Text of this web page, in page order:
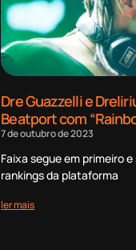
Dre Guazzelli e
Beatport com
7 de outubro de 2023
Faixa segue em primeiro
rankings da plataforma
ler mais